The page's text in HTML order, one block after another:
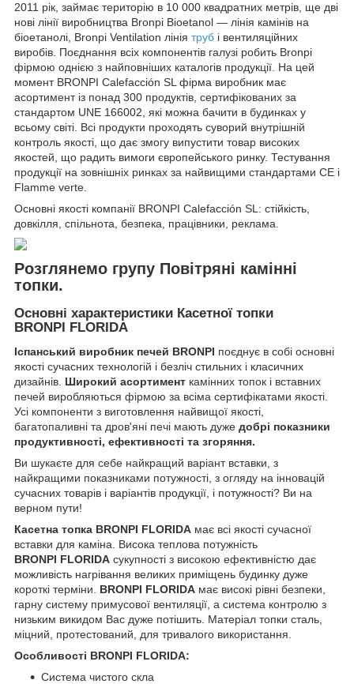
2011 рік, займає територію в 10 000 квадратних метрів, ще дві
нові лінії виробництва Bronpi Bioetanol — лінія камінів на
біоетанолі, Bronpi Ventilation лінія труб і вентиляційних
виробів. Поєднання всіх компонентів галузі робить Bronpi
фірмою однією з найповніших каталогів продукції. На цей
момент BRONPI Calefacción SL фірма виробник має
асортимент із понад 300 продуктів, сертифікованих за
стандартом UNE 166002, які можна бачити в будинках у
всьому світі. Всі продукти проходять суворий внутрішній
контроль якості, що дає змогу випустити товар високих
якостей, що радить вимоги європейського ринку. Тестування
продукції на зовнішніх ринках за найвищими стандартами CE і
Flamme verte.
Основні якості компанії BRONPI Calefacción SL: стійкість,
довкілля, спільнота, безпека, працівники, реклама.
Розглянемо групу Повітряні камінні
топки.
Основні характеристики Касетної топки
BRONPI FLORIDA
Іспанський виробник печей BRONPI поєднує в собі основні
якості сучасних технологій і безліч стильних і класичних
дизайнів. Широкий асортимент камінних топок і вставних
печей виробляються фірмою за всіма сертифікатами якості.
Усі компоненти з виготовлення найвищої якості,
багатопаливні та дров'яні печі мають дуже добрі показники
продуктивності, ефективності та згоряння.
Ви шукаєте для себе найкращий варіант вставки, з
найкращими показниками потужності, з огляду на інновацій
сучасних товарів і варіантів продукції, і потужності? Ви на
верном пути!
Касетна топка BRONPI FLORIDA має всі якості сучасної
вставки для каміна. Висока теплова потужність
BRONPI FLORIDA сукупності з високою ефективністю дає
можливість нагрівання великих приміщень будинку дуже
короткі терміни. BRONPI FLORIDA має високі рівні безпеки,
гарну систему примусової вентиляції, а система контролю з
низьким викидом Вас дуже потішить. Матеріал топки сталь,
міцний, протестований, для тривалого використання.
Особливості BRONPI FLORIDA:
Система чистого скла